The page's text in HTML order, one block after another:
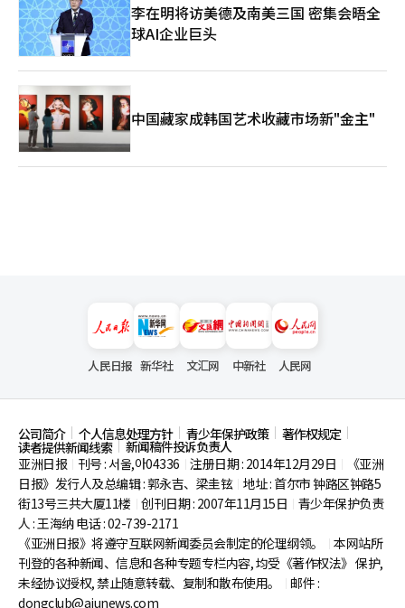
李在明将访美德及南美三国 密集会晤全
球AI企业巨头
中国藏家成韩国艺术收藏市场新"金主"
人民日报 新华社 文汇网 中新社 人民网
公司简介 个人信息处理方针 青少年保护政策 著作权规定
读者提供新闻线索
新闻稿件投诉负责人
亚洲日报
刊号 : 서울,아04336 注册日期 : 2014年12月29日
《亚洲
日报》发行人及总编辑 : 郭永吉、梁圭铉 地址 : 首尔市钟路区钟路5
街13号三共大厦11楼 创刊日期 : 2007年11月15日
青少年保护负责
人 : 王海纳 电话 : 02-739-2171
《亚洲日报》将遵守互联网新闻委员会制定的伦理纲领。
本网站所
刊登的各种新闻、信息和各种专题专栏内容, 均受《著作权法》 保护,
未经协议授权, 禁止随意转载、复制和散布使用。
邮件 :
dongclub@ajunews.com